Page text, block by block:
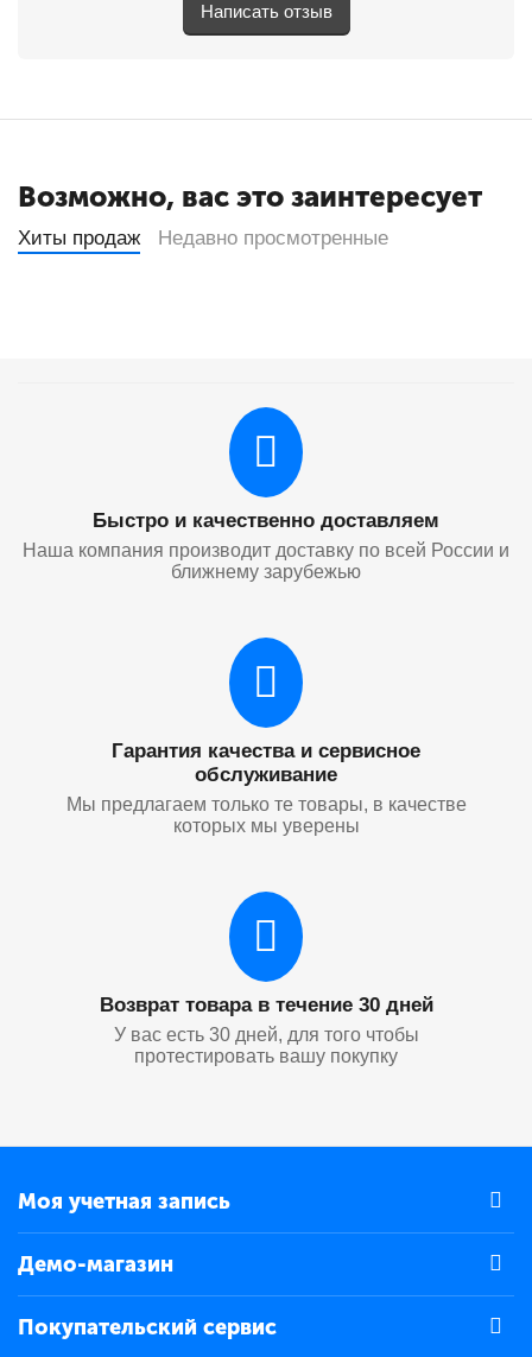
Написать отзыв
Возможно, вас это заинтересует
Хиты продаж Недавно просмотренные
Быстро и качественно доставляем
Наша компания производит доставку по всей России и
ближнему зарубежью
Гарантия качества и сервисное
обслуживание
Мы предлагаем только те товары, в качестве
которых мы уверены
Возврат товара в течение 30 дней
У вас есть 30 дней, для того чтобы
протестировать вашу покупку
Моя учетная запись
Демо-магазин
Покупательский сервис